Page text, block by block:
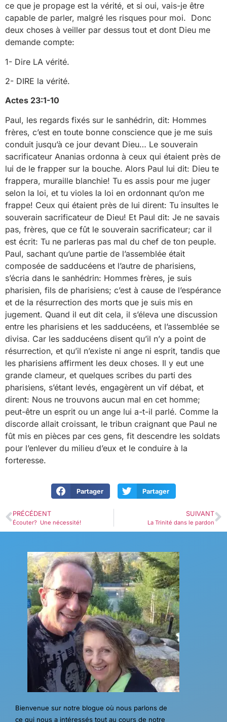
ce que je propage est la vérité, et si oui, vais-je être
capable de parler, malgré les risques pour moi. Donc
deux choses à veiller par dessus tout et dont Dieu me
demande compte:
1- Dire LA vérité.
2- DIRE la vérité.
Actes 23:1-10
Paul, les regards fixés sur le sanhédrin, dit: Hommes
frères, c’est en toute bonne conscience que je me suis
conduit jusqu’à ce jour devant Dieu… Le souverain
sacrificateur Ananias ordonna à ceux qui étaient près de
lui de le frapper sur la bouche. Alors Paul lui dit: Dieu te
frappera, muraille blanchie! Tu es assis pour me juger
selon la loi, et tu violes la loi en ordonnant qu’on me
frappe! Ceux qui étaient près de lui dirent: Tu insultes le
souverain sacrificateur de Dieu! Et Paul dit: Je ne savais
pas, frères, que ce fût le souverain sacrificateur; car il
est écrit: Tu ne parleras pas mal du chef de ton peuple.
Paul, sachant qu’une partie de l’assemblée était
composée de sadducéens et l’autre de pharisiens,
s’écria dans le sanhédrin: Hommes frères, je suis
pharisien, fils de pharisiens; c’est à cause de l’espérance
et de la résurrection des morts que je suis mis en
jugement. Quand il eut dit cela, il s’éleva une discussion
entre les pharisiens et les sadducéens, et l’assemblée se
divisa. Car les sadducéens disent qu’il n’y a point de
résurrection, et qu’il n’existe ni ange ni esprit, tandis que
les pharisiens affirment les deux choses. Il y eut une
grande clameur, et quelques scribes du parti des
pharisiens, s’étant levés, engagèrent un vif débat, et
dirent: Nous ne trouvons aucun mal en cet homme;
peut-être un esprit ou un ange lui a-t-il parlé. Comme la
discorde allait croissant, le tribun craignant que Paul ne
fût mis en pièces par ces gens, fit descendre les soldats
pour l’enlever du milieu d’eux et le conduire à la
forteresse.
Partager Partager
PRÉCÉDENT
Écouter? Une nécessité!
SUIVANT
La Trinité dans le pardon
Bienvenue sur notre blogue où nous parlons de
ce qui nous a intéressés tout au cours de notre